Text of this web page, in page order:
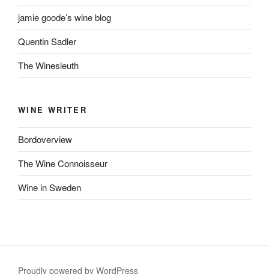
jamie goode’s wine blog
Quentin Sadler
The Winesleuth
WINE WRITER
Bordoverview
The Wine Connoisseur
Wine in Sweden
Proudly powered by WordPress